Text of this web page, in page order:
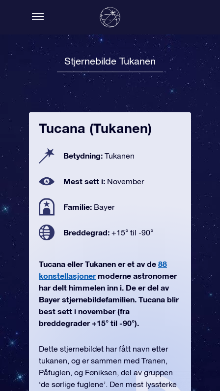
Stjernebilde Tukanen
Tucana (Tukanen)
Betydning: Tukanen
Mest sett i: November
Familie: Bayer
Breddegrad: +15° til -90°
Tucana eller Tukanen er et av de 88
konstellasjonermoderne astronomer
har delt himmelen inn i. De er del av
Bayer stjernebildefamilien. Tucana blir
best sett i november (fra
breddegrader +15° til -90°).
Dette stjernebildet har fått navn etter
tukanen, og er sammen med Tranen,
Påfuglen, og Føniksen, del av gruppen
‘de sørlige fuglene’. Den mest lyssterke